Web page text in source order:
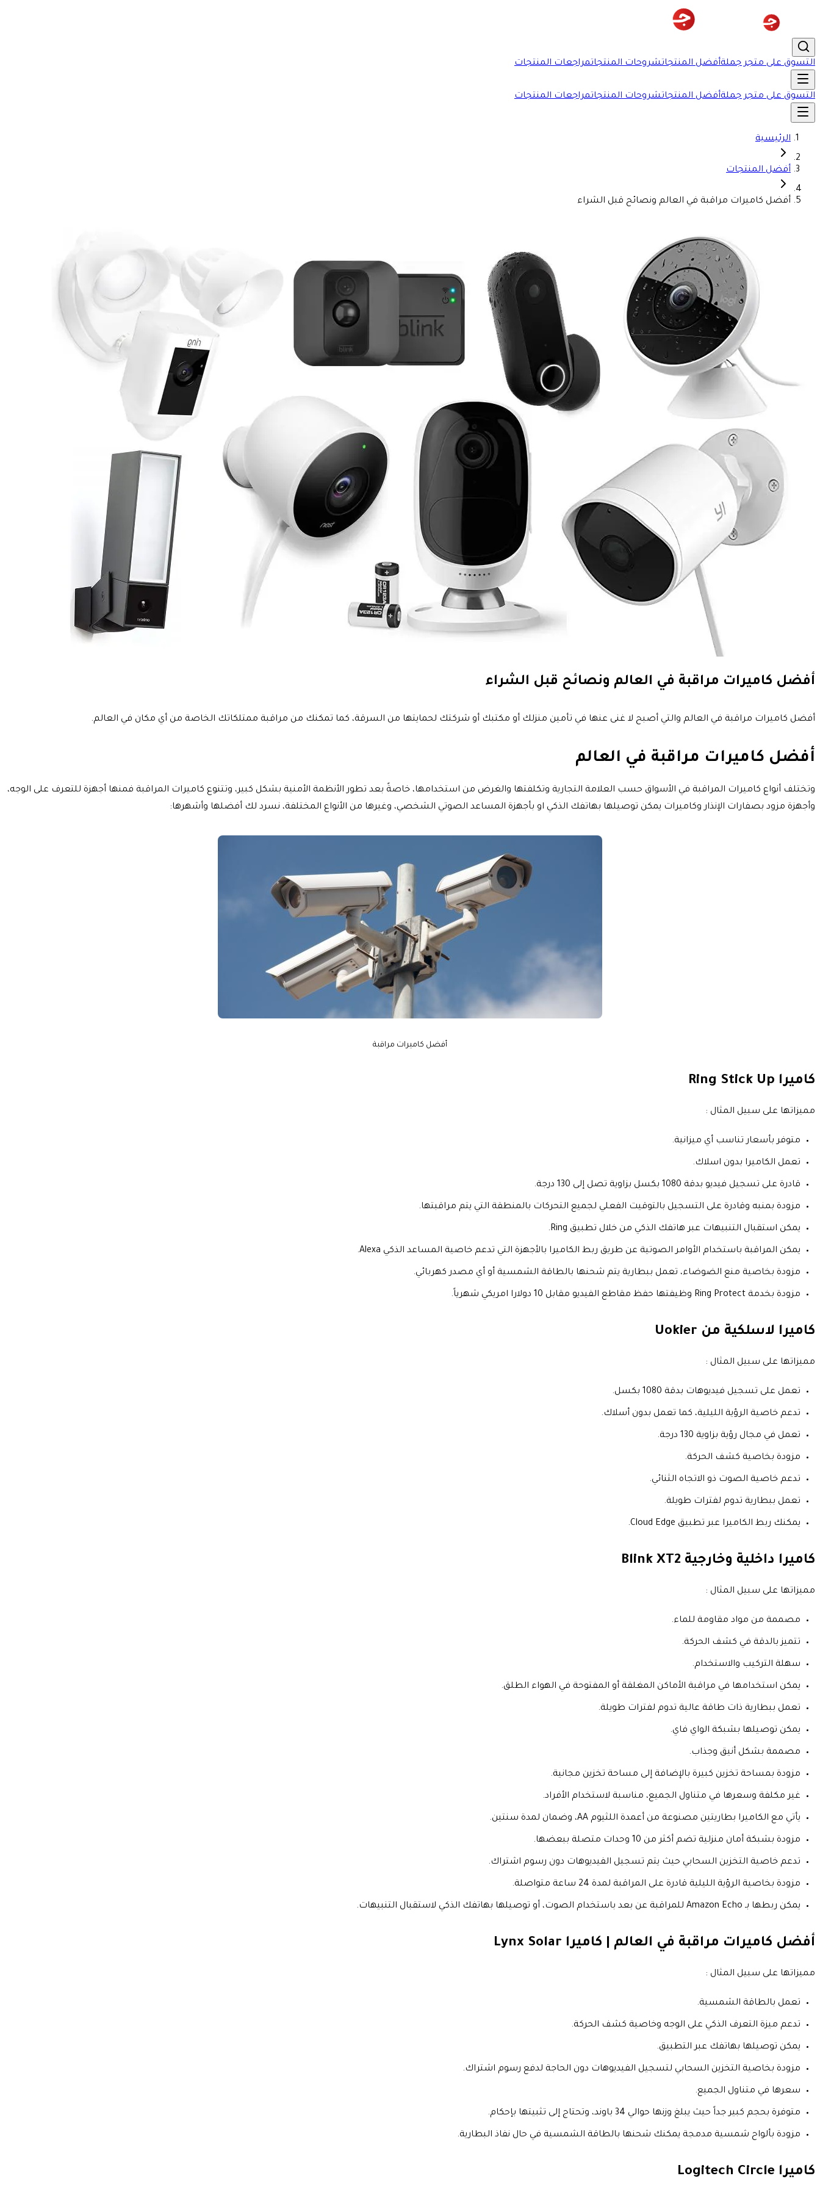
التسوق على متجر جملةأفضل المنتجاتشروحات المنتجاتمراجعات المنتجات
التسوق على متجر جملةأفضل المنتجاتشروحات المنتجاتمراجعات المنتجات
الرئيسية
أفضل المنتجات
أفضل كاميرات مراقبة في العالم ونصائح قبل الشراء
أفضل كاميرات مراقبة في العالم ونصائح قبل الشراء
أفضل كاميرات مراقبة في العالم والتي أصبح لا غنى عنها في تأمين منزلك أو مكتبك أو شركتك لحمايتها من السرقة، كما تمكنك من مراقبة ممتلكاتك الخاصة من أي مكان في العالم.
أفضل كاميرات مراقبة في العالم
وتختلف أنواع كاميرات المراقبة في الأسواق حسب العلامة التجارية وتكلفتها والغرض من استخدامها، خاصةً بعد تطور الأنظمة الأمنية بشكل كبير، وتتنوع كاميرات المراقبة فمنها أجهزة للتعرف على الوجه،
وأجهزة مزود بصفارات الإنذار وكاميرات يمكن توصيلها بهاتفك الذكي او بأجهزة المساعد الصوتي الشخصي، وغيرها من الأنواع المختلفة، نسرد لك أفضلها وأشهرها:
أفضل كاميرات مراقبة
كاميرا Ring Stick Up
مميزاتها على سبيل المثال :
متوفر بأسعار تناسب أي ميزانية.
تعمل الكاميرا بدون اسلاك.
قادرة على تسجيل فيديو بدقة 1080 بكسل بزاوية تصل إلى 130 درجة.
مزودة بمنبه وقادرة على التسجيل بالتوقيت الفعلي لجميع التحركات بالمنطقة التي يتم مراقبتها.
يمكن استقبال التنبيهات عبر هاتفك الذكي من خلال تطبيق Ring.
يمكن المراقبة باستخدام الأوامر الصوتية عن طريق ربط الكاميرا بالأجهزة التي تدعم خاصية المساعد الذكي Alexa.
مزودة بخاصية منع الضوضاء، تعمل ببطارية يتم شحنها بالطاقة الشمسية أو أي مصدر كهربائي.
مزودة بخدمة Ring Protect وظيفتها حفظ مقاطع الفيديو مقابل 10 دولارا امريكي شهرياً.
كاميرا لاسلكية من Uokier
مميزاتها على سبيل المثال :
تعمل على تسجيل فيديوهات بدقة 1080 بكسل.
تدعم خاصية الرؤية الليلية، كما تعمل بدون أسلاك.
تعمل في مجال رؤية بزاوية 130 درجة.
مزودة بخاصية كشف الحركة.
تدعم خاصية الصوت ذو الاتجاه الثنائي.
تعمل ببطارية تدوم لفترات طويلة.
يمكنك ربط الكاميرا عبر تطبيق Cloud Edge.
كاميرا داخلية وخارجية Blink XT2
مميزاتها على سبيل المثال :
مصممة من مواد مقاومة للماء.
تتميز بالدقة في كشف الحركة.
سهلة التركيب والاستخدام.
يمكن استخدامها في مراقبة الأماكن المغلقة أو المفتوحة في الهواء الطلق.
تعمل ببطارية ذات طاقة عالية تدوم لفترات طويلة.
يمكن توصيلها بشبكة الواي فاي.
مصممة بشكل أنيق وجذاب.
مزودة بمساحة تخزين كبيرة بالإضافة إلى مساحة تخزين مجانية.
غير مكلفة وسعرها في متناول الجميع، مناسبة لاستخدام الأفراد.
يأتي مع الكاميرا بطاريتين مصنوعة من أعمدة اللثيوم AA، وضمان لمدة سنتين.
مزودة بشبكة أمان منزلية تضم أكثر من 10 وحدات متصلة ببعضها.
تدعم خاصية التخزين السحابي حيث يتم تسجيل الفيديوهات دون رسوم اشتراك.
مزودة بخاصية الرؤية الليلية قادرة على المراقبة لمدة 24 ساعة متواصلة.
يمكن ربطها بـ Amazon Echo للمراقبة عن بعد باستخدام الصوت، أو توصيلها بهاتفك الذكي لاستقبال التنبيهات.
أفضل كاميرات مراقبة في العالم | كاميرا Lynx Solar
مميزاتها على سبيل المثال :
تعمل بالطاقة الشمسية.
تدعم ميزة التعرف الذكي على الوجه وخاصية كشف الحركة.
يمكن توصيلها بهاتفك عبر التطبيق.
مزودة بخاصية التخزين السحابي لتسجيل الفيديوهات دون الحاجة لدفع رسوم اشتراك.
سعرها في متناول الجميع.
متوفرة بحجم كبير جداً حيث يبلغ وزنها حوالي 34 باوند، وتحتاج إلى تثبيتها بإحكام.
مزودة بألواح شمسية مدمجة يمكنك شحنها بالطاقة الشمسية في حال نفاذ البطارية.
كاميرا Logitech Circle